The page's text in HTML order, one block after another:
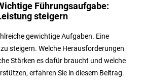
Führungsaufgabe:
steigern
gewichtige Aufgaben. Eine
steigern. Welche Herausforderungen
Stärken es dafür braucht und welche
erfahren Sie in diesem Beitrag.